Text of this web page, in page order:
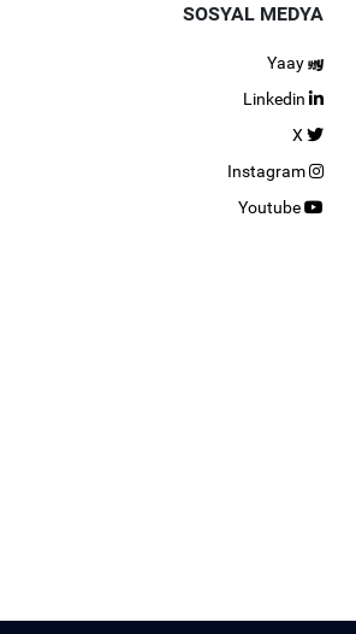
SOSYAL MEDYA
Yaay
Linkedin
X
Instagram
Youtube